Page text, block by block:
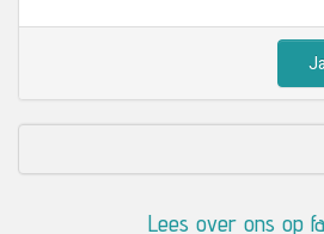
Lees over ons op